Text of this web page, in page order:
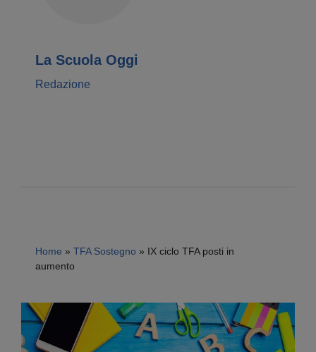
La Scuola Oggi
Redazione
Home » TFA Sostegno » IX ciclo TFA posti in
aumento